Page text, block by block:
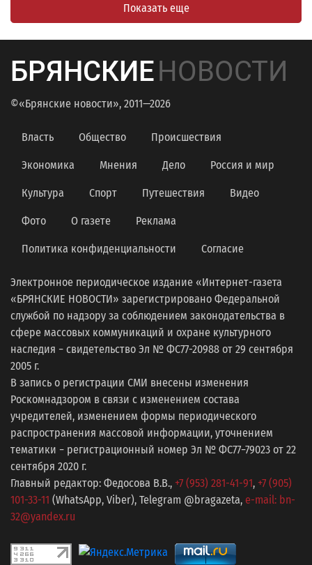
Показать еще
БРЯНСКИЕНОВОСТИ
©«Брянские новости», 2011—2026
Власть Общество Происшествия
Экономика Мнения Дело Россия и мир
Культура Спорт Путешествия Видео
Фото О газете Реклама
Политика конфиденциальности Согласие
Электронное периодическое издание «Интернет-газета
«БРЯНСКИЕ НОВОСТИ» зарегистрировано Федеральной
службой по надзору за соблюдением законодательства в
сфере массовых коммуникаций и охране культурного
наследия − свидетельство Эл № ФС77-20988 от 29 сентября
2005 г.
В запись о регистрации СМИ внесены изменения
Роскомнадзором в связи с изменением состава
учредителей, изменением формы периодического
распространения массовой информации, уточнением
тематики − регистрационный номер Эл № ФС77−79023 от 22
сентября 2020 г.
Главный редактор: Федосова В.В., +7 (953) 281-41-91, +7 (905)
101-33-11 (WhatsApp, Viber), Telegram @bragazeta, e-mail: bn-
32@yandex.ru